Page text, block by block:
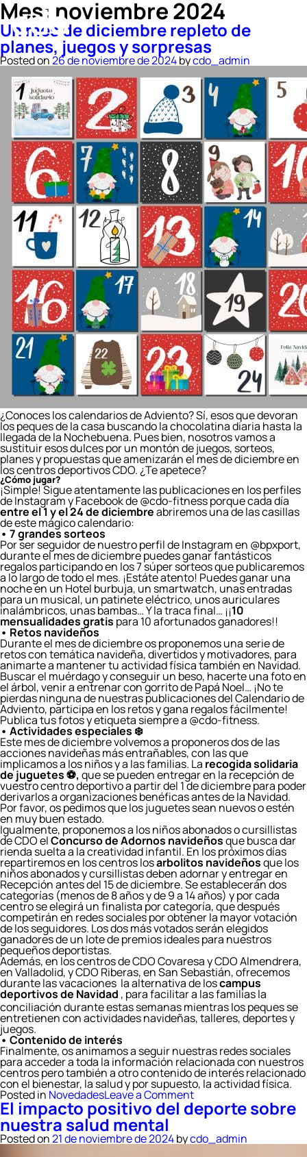
Mes: noviembre 2024
Un mes de diciembre repleto de
planes, juegos y sorpresas
Posted on26 de noviembre de 2024bycdo_admin
¿Conoces los calendarios de Adviento? Sí, esos que devoran
los peques de la casa buscando la chocolatina diaria hasta la
llegada de la Nochebuena. Pues bien, nosotros vamos a
sustituir esos dulces por un montón de juegos, sorteos,
planes y propuestas que amenizarán el mes de diciembre en
los centros deportivos CDO. ¿Te apetece?
¿Cómo jugar?
¡Simple! Sigue atentamente las publicaciones en los perfiles
de Instagram y Facebook de@cdo-fitness porque cada día
entre el 1 y el 24 de diciembreabriremos una de las casillas
de este mágico calendario:
• 7 grandes sorteos
Por ser seguidor de nuestro perfil de Instagram en @bpxport,
durante el mes de diciembre puedes ganar fantásticos
regalos participando en los 7 súper sorteos que publicaremos
a lo largo de todo el mes. ¡Estáte atento! Puedes ganar una
noche en un Hotel burbuja, un smartwatch, unas entradas
para un musical, un patinete eléctrico, unos auriculares
inalámbricos, unas bambas… Y la traca final… ¡¡10
mensualidades gratis para 10 afortunados ganadores!!
• Retos navideños
Durante el mes de diciembre os proponemos una serie de
retos con temática navideña, divertidos y motivadores, para
animarte a mantener tu actividad física también en Navidad.
Buscar el muérdago y conseguir un beso, hacerte una foto en
el árbol, venir a entrenar con gorrito de Papá Noel… ¡No te
pierdas ninguna de nuestras publicaciones del Calendario de
Adviento, participa en los retos y gana regalos fácilmente!
Publica tus fotos y etiqueta siempre a @cdo-fitness.
• Actividades especiales ❄️
Este mes de diciembre volvemos a proponeros dos de las
acciones navideñas más entrañables, con las que
implicamos a los niños y a las familias. La recogida solidaria
de juguetes ⚽, que se pueden entregar en la recepción de
vuestro centro deportivo a partir del 1 de diciembre para poder
derivarlos a organizaciones benéficas antes de la Navidad.
Por favor, os pedimos que los juguetes sean nuevos o estén
en muy buen estado.
Igualmente, proponemos a los niños abonados o cursillistas
de CDO elConcurso de Adornos navideñosque busca dar
rienda suelta a la creatividad infantil. En los próximos días
repartiremos en los centros losarbolitos navideñosque los
niños abonados y cursillistas deben adornar y entregar en
Recepción antes del 15 de diciembre. Se establecerán dos
categorías (menos de 8 años y de 9 a 14 años) y por cada
centro se elegirá un finalista por categoría, que después
competirán en redes sociales por obtener la mayor votación
de los seguidores. Los dos más votados serán elegidos
ganadores de un lote de premios ideales para nuestros
pequeños deportistas.
Además, en los centros de CDO Covaresa y CDO Almendrera,
en Valladolid, y CDO Riberas, en San Sebastián, ofrecemos
durante las vacaciones la alternativa de loscampus
deportivosde Navidad , para facilitar a las familias la
conciliación durante estas semanas mientras los peques se
entretienen con actividades navideñas, talleres, deportes y
juegos.
• Contenido de interés
Finalmente, os animamos a seguir nuestras redes sociales
para acceder a toda la información relacionada con nuestros
centros pero también a otro contenido de interés relacionado
con el bienestar, la salud y por supuesto, la actividad física.
Posted in NovedadesLeave a Commenton
Un
mes
diciembre
repleto
El impacto positivo del deporte sobre
nuestra salud mental
Posted on21 de noviembre de 2024bycdo_admin